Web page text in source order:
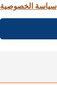
سياسة الخصوصية